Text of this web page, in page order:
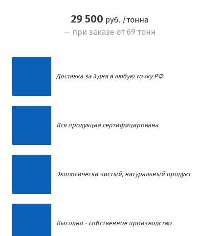
29 500 руб. /тонна
— при заказе от 69 тонн
Доставка за 3 дня в любую точку РФ
Вся продукция сертифицирована
Экологически чистый, натуральный продукт
Выгодно - собственное производство